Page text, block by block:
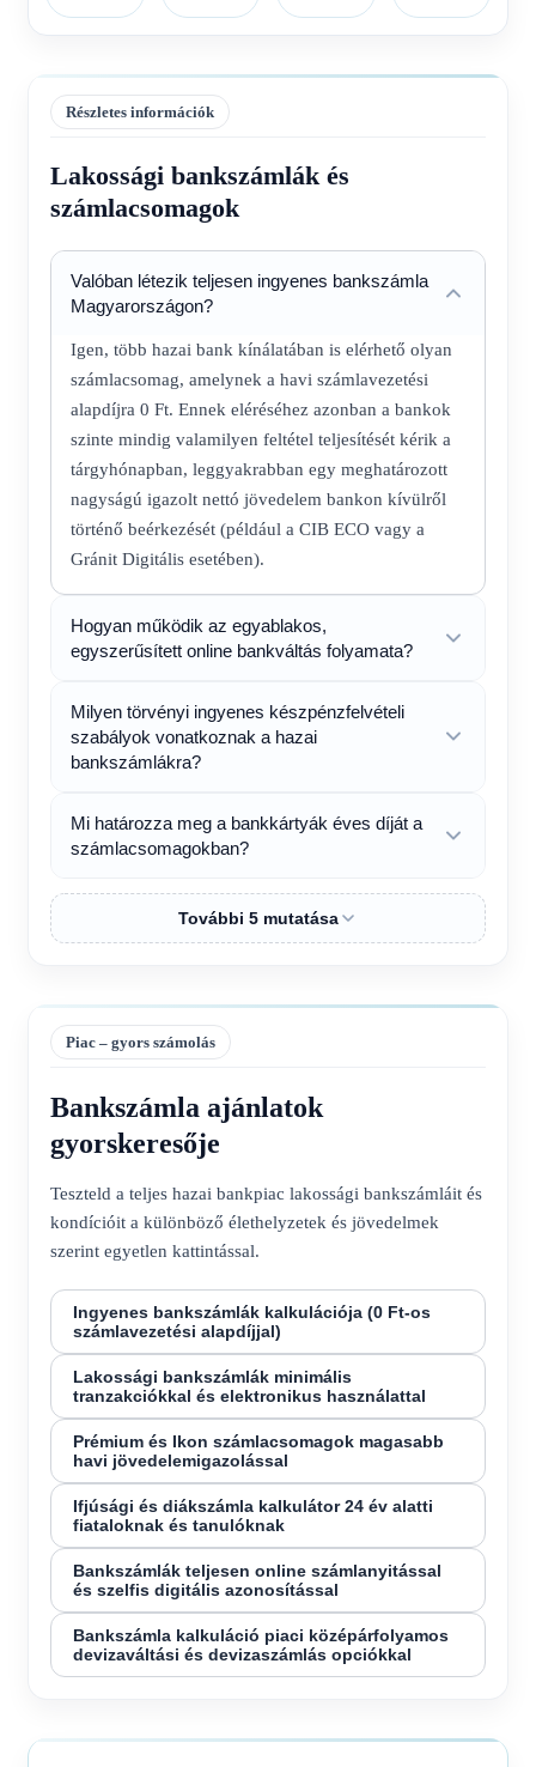
Részletes információk
Lakossági bankszámlák és
számlacsomagok
Valóban létezik teljesen ingyenes bankszámla
Magyarországon?
Igen, több hazai bank kínálatában is elérhető olyan
számlacsomag, amelynek a havi számlavezetési
alapdíjra 0 Ft. Ennek eléréséhez azonban a bankok
szinte mindig valamilyen feltétel teljesítését kérik a
tárgyhónapban, leggyakrabban egy meghatározott
nagyságú igazolt nettó jövedelem bankon kívülről
történő beérkezését (például a CIB ECO vagy a
Gránit Digitális esetében).
Hogyan működik az egyablakos,
egyszerűsített online bankváltás folyamata?
Milyen törvényi ingyenes készpénzfelvételi
szabályok vonatkoznak a hazai
bankszámlákra?
Mi határozza meg a bankkártyák éves díját a
számlacsomagokban?
További 5 mutatása
Piac – gyors számolás
Bankszámla ajánlatok
gyorskeresője
Teszteld a teljes hazai bankpiac lakossági bankszámláit és
kondícióit a különböző élethelyzetek és jövedelmek
szerint egyetlen kattintással.
Ingyenes bankszámlák kalkulációja (0 Ft-os
számlavezetési alapdíjjal)
Lakossági bankszámlák minimális
tranzakciókkal és elektronikus használattal
Prémium és Ikon számlacsomagok magasabb
havi jövedelemigazolással
Ifjúsági és diákszámla kalkulátor 24 év alatti
fiataloknak és tanulóknak
Bankszámlák teljesen online számlanyitással
és szelfis digitális azonosítással
Bankszámla kalkuláció piaci középárfolyamos
devizaváltási és devizaszámlás opciókkal